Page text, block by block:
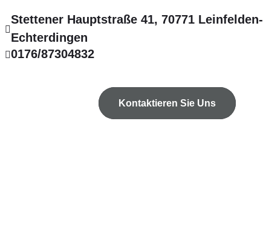
Stettener Hauptstraße 41, 70771 Leinfelden-
Echterdingen
0176/87304832
Kontaktieren Sie Uns